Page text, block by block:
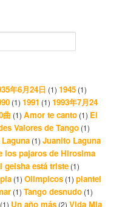
年6月24日 (1)1945 (1)
(1)1991 (1)1993年7月24
曲 (1)Amor te canto (1) El
Valores de Tango (1)
(1)Juanito Laguna
los pajaros de Hirosima
geisha está triste (1)
(1)Olimpicos (1)plantel
(1)Tango desnudo (1)
(1) Un año más (2)Vida Mia